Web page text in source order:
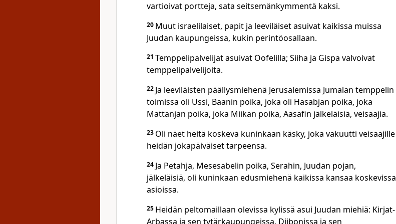
vartioivat portteja, sata seitsemänkymmentä kaksi.
20 Muut israelilaiset, papit ja leeviläiset asuivat kaikissa muissa
Juudan kaupungeissa, kukin perintöosallaan.
21 Temppelipalvelijat asuivat Oofelilla; Siiha ja Gispa valvoivat
temppelipalvelijoita.
22 Ja leeviläisten päällysmiehenä Jerusalemissa Jumalan temppelin
toimissa oli Ussi, Baanin poika, joka oli Hasabjan poika, joka
Mattanjan poika, joka Miikan poika, Aasafin jälkeläisiä, veisaajia.
23 Oli näet heitä koskeva kuninkaan käsky, joka vakuutti veisaajille
heidän jokapäiväiset tarpeensa.
24 Ja Petahja, Mesesabelin poika, Serahin, Juudan pojan,
jälkeläisiä, oli kuninkaan edusmiehenä kaikissa kansaa koskevissa
asioissa.
25 Heidän peltomaillaan olevissa kylissä asui Juudan miehiä: Kirjat-
Arbassa ja sen tytärkaupungeissa, Diibonissa ja sen